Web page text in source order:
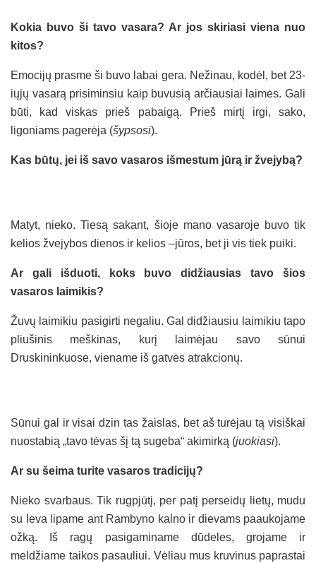
Kokia buvo ši tavo vasara? Ar jos skiriasi viena nuo
kitos?
Emocijų prasme ši buvo labai gera. Nežinau, kodėl, bet 23-
iųjų vasarą prisiminsiu kaip buvusią arčiausiai laimės. Gali
būti, kad viskas prieš pabaigą. Prieš mirtį irgi, sako,
ligoniams pagerėja (šypsosi).
Kas būtų, jei iš savo vasaros išmestum jūrą ir žvejybą?
Matyt, nieko. Tiesą sakant, šioje mano vasaroje buvo tik
kelios žvejybos dienos ir kelios –jūros, bet ji vis tiek puiki.
Ar gali išduoti, koks buvo didžiausias tavo šios
vasaros laimikis?
Žuvų laimikiu pasigirti negaliu. Gal didžiausiu laimikiu tapo
pliušinis meškinas, kurį laimėjau savo sūnui
Druskininkuose, viename iš gatvės atrakcionų.
Sūnui gal ir visai dzin tas žaislas, bet aš turėjau tą visiškai
nuostabią „tavo tėvas šį tą sugeba“ akimirką (juokiasi).
Ar su šeima turite vasaros tradicijų?
Nieko svarbaus. Tik rugpjūtį, per patį perseidų lietų, mudu
su Ieva lipame ant Rambyno kalno ir dievams paaukojame
ožką. Iš ragų pasigaminame dūdeles, grojame ir
meldžiame taikos pasauliui. Vėliau mus kruvinus paprastai